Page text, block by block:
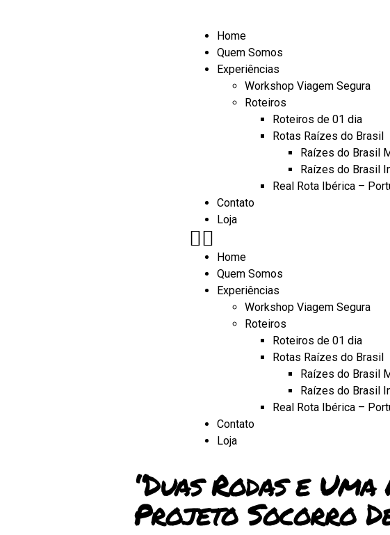
Home
Quem Somos
Experiências
Workshop Viagem Segura
Roteiros
Roteiros de 01 dia
Rotas Raízes do Brasil
Raízes do Brasil
Raízes do Brasil
Real Rota Ibérica –
Contato
Loja
Home
Quem Somos
Experiências
Workshop Viagem Segura
Roteiros
Roteiros de 01 dia
Rotas Raízes do Brasil
Raízes do Brasil
Raízes do Brasil
Real Rota Ibérica –
Contato
Loja
“Duas Rodas e
Projeto Socorro